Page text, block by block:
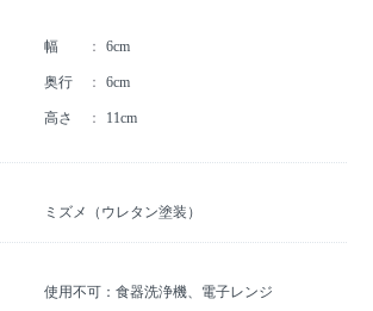
幅
6cm
奥行 6cm
高さ 11cm
ミズメ（ウレタン塗装）
使用不可：食器洗浄機、電子レンジ